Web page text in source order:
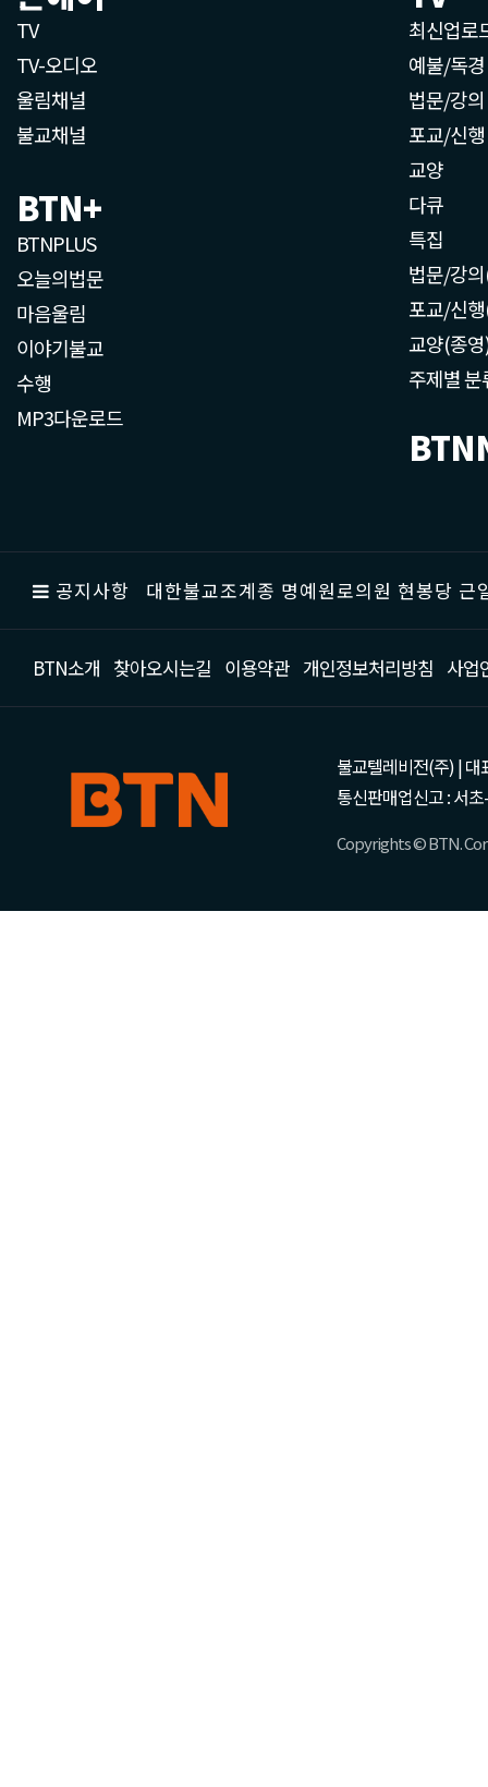
TV
TV-오디오
울림채널
불교채널
BTN+
BTNPLUS
오늘의법문
마음울림
이야기불교
수행
MP3다운로드
최신업로
예불/독경
법문/강의
포교/신행
교양
다큐
특집
법문/강
포교/신
교양(종
주제별 분
공지사항 대한불교조계종 명예원로의원 현봉당
BTN소개 찾아오시는길 이용약관 개인정보처리방침 사업
불교텔레비전(주) | 대
통신판매업신고 : 서
Copyrights © BTN.